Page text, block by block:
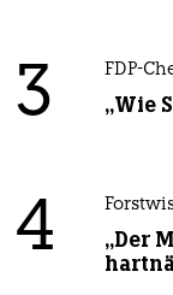
3 FDP-
„Wie
4
„Der